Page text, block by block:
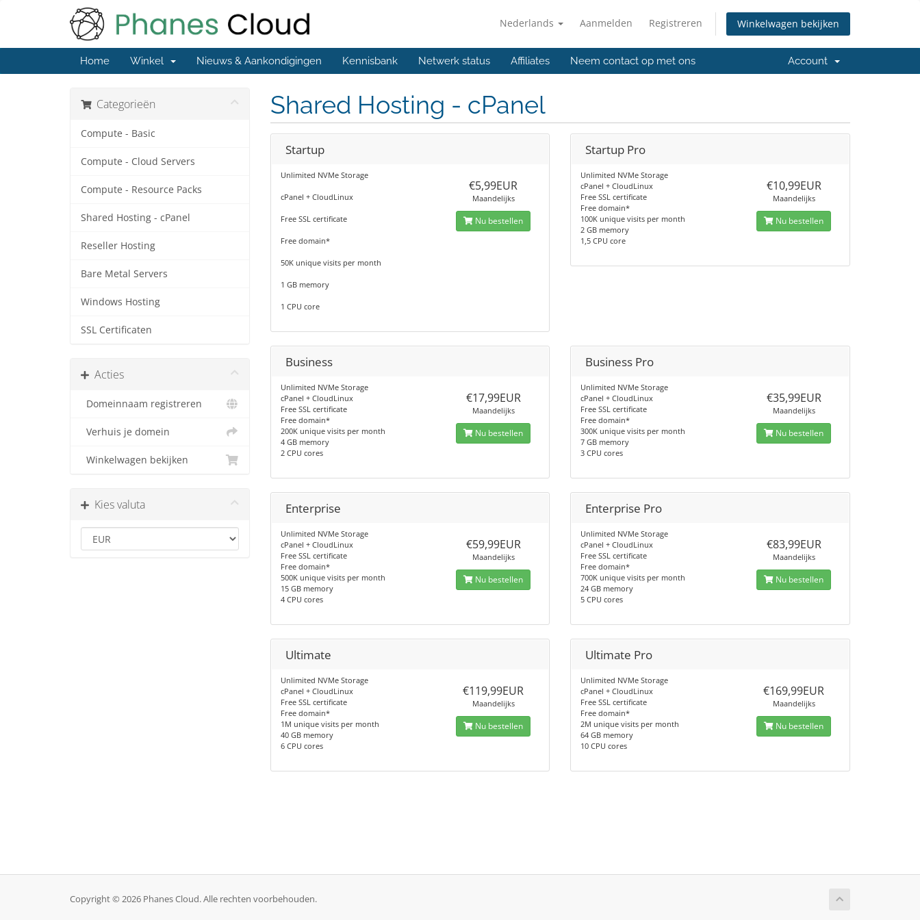
Nederlands Aanmelden Registreren Winkelwagen bekijken
Home Winkel Nieuws & Aankondigingen Kennisbank Netwerk status Affiliates Neem contact op met ons Account
Categorieën
Compute - Basic
Compute - Cloud Servers
Compute - Resource Packs
Shared Hosting - cPanel
Reseller Hosting
Bare Metal Servers
Windows Hosting
SSL Certificaten
Acties
Domeinnaam registreren
Verhuis je domein
Winkelwagen bekijken
Kies valuta
Shared Hosting - cPanel
Startup
Unlimited NVMe Storage
cPanel + CloudLinux
Free SSL certificate
Free domain*
50K unique visits per month
1 GB memory
1 CPU core
€5,99EUR
Maandelijks
Nu bestellen
Startup Pro
Unlimited NVMe Storage
cPanel + CloudLinux
Free SSL certificate
Free domain*
100K unique visits per month
2 GB memory
1,5 CPU core
€10,99EUR
Maandelijks
Nu bestellen
Business
Unlimited NVMe Storage
cPanel + CloudLinux
Free SSL certificate
Free domain*
200K unique visits per month
4 GB memory
2 CPU cores
€17,99EUR
Maandelijks
Nu bestellen
Business Pro
Unlimited NVMe Storage
cPanel + CloudLinux
Free SSL certificate
Free domain*
300K unique visits per month
7 GB memory
3 CPU cores
€35,99EUR
Maandelijks
Nu bestellen
Enterprise
Unlimited NVMe Storage
cPanel + CloudLinux
Free SSL certificate
Free domain*
500K unique visits per month
15 GB memory
4 CPU cores
€59,99EUR
Maandelijks
Nu bestellen
Enterprise Pro
Unlimited NVMe Storage
cPanel + CloudLinux
Free SSL certificate
Free domain*
700K unique visits per month
24 GB memory
5 CPU cores
€83,99EUR
Maandelijks
Nu bestellen
Ultimate
Unlimited NVMe Storage
cPanel + CloudLinux
Free SSL certificate
Free domain*
1M unique visits per month
40 GB memory
6 CPU cores
€119,99EUR
Maandelijks
Nu bestellen
Ultimate Pro
Unlimited NVMe Storage
cPanel + CloudLinux
Free SSL certificate
Free domain*
2M unique visits per month
64 GB memory
10 CPU cores
€169,99EUR
Maandelijks
Nu bestellen
Copyright © 2026 Phanes Cloud. Alle rechten voorbehouden.